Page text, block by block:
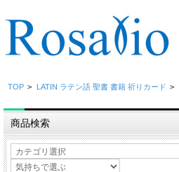
TOP > LATIN ラテン語 聖書 書籍 祈りカード >
商品検索